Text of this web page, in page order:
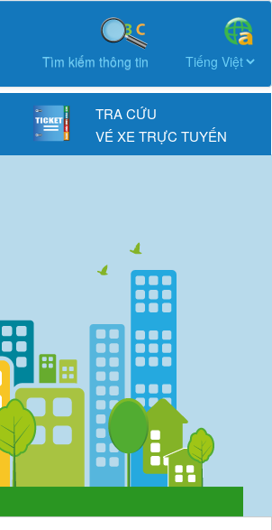
Tìm kiếm thông tin
TRA CỨU
VÉ XE TRỰC TUYẾN